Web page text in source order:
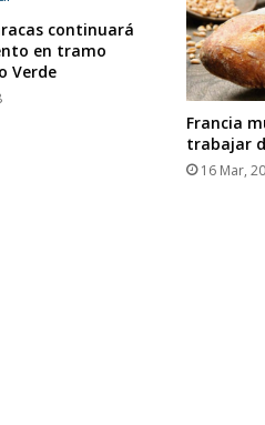
continuará
en tramo
Verde
Francia
trabajar
16 Mar,